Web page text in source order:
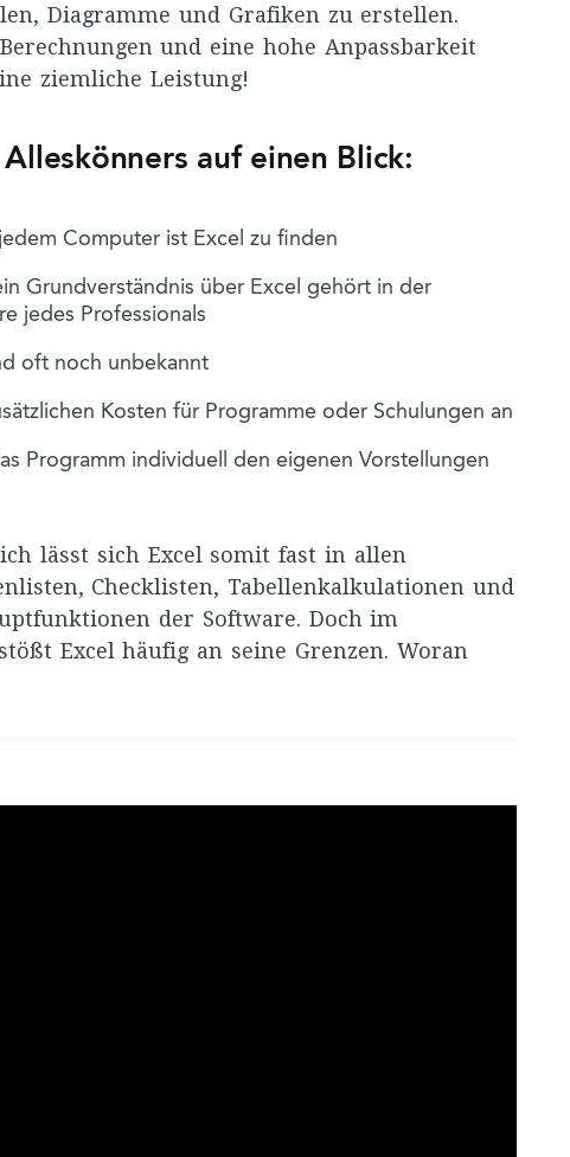
Diagramme und Grafiken zu erstellen.
und eine hohe Anpassbarkeit
ziemliche Leistung!
auf einen Blick:
Computer ist Excel zu finden
Grundverständnis über Excel gehört in der
jedes Professionals
oft noch unbekannt
Kosten für Programme oder Schulungen an
Programm individuell den eigenen Vorstellungen
lässt sich Excel somit fast in allen
Checklisten, Tabellenkalkulationen und
der Software. Doch im
Excel häufig an seine Grenzen. Woran